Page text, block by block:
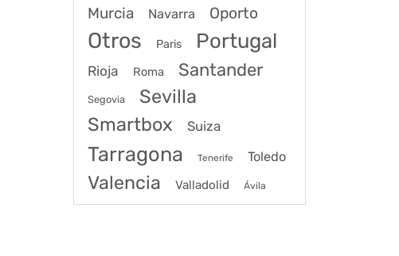
Murcia Navarra Oporto
Otros Paris Portugal
Rioja Roma Santander
Segovia
Sevilla
Smartbox
Suiza
Tarragona Tenerife Toledo
Valencia Valladolid Ávila